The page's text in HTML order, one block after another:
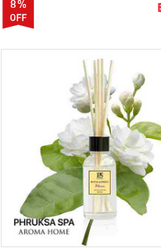
8%